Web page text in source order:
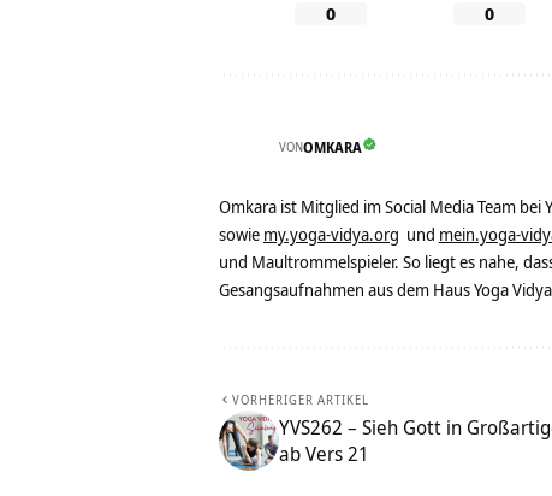
0 0
VONOMKARA
Omkara ist Mitglied im Social Media Team
sowie my.yoga-vidya.org und mein.yoga-
und Maultrommelspieler. So liegt es nahe,
Gesangsaufnahmen aus dem Haus Yoga
VORHERIGER ARTIKEL
YVS262 – Sieh Gott in
ab Vers 21